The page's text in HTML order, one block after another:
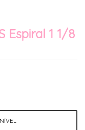
Espiral 1 1/8